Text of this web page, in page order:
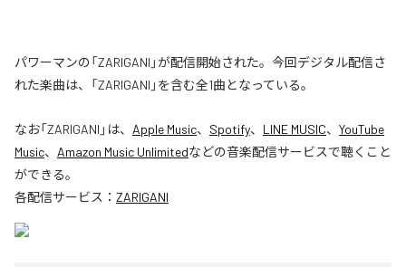
パワーマンの「ZARIGANI」が配信開始された。今回デジタル配信さ
れた楽曲は、「ZARIGANI」を含む全1曲となっている。
なお「ZARIGANI 」は、 Apple Music、 Spotify、 LINE MUSIC、 YouTube
Music、 Amazon Music Unlimitedなどの音楽配信サービスで聴くこと
ができる。
各配信サービス： ZARIGANI